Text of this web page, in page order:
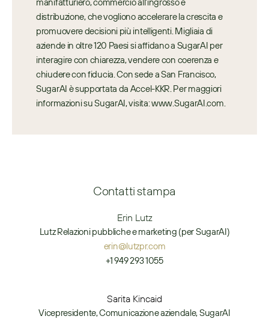
distribuzione, che vogliono accelerare la crescita e
promuovere decisioni più intelligenti. Migliaia di
aziende in oltre 120 Paesi si affidano a SugarAI per
interagire con chiarezza, vendere con coerenza e
chiudere con fiducia. Con sede a San Francisco,
SugarAI è supportata da Accel-KKR. Per maggiori
informazioni su SugarAI, visita: www.SugarAI.com.
Contatti stampa
Erin Lutz
Lutz Relazioni pubbliche e marketing (per SugarAI)
erin@lutzpr.com
+1 949 293 1055
Sarita Kincaid
Vicepresidente, Comunicazione aziendale, SugarAI